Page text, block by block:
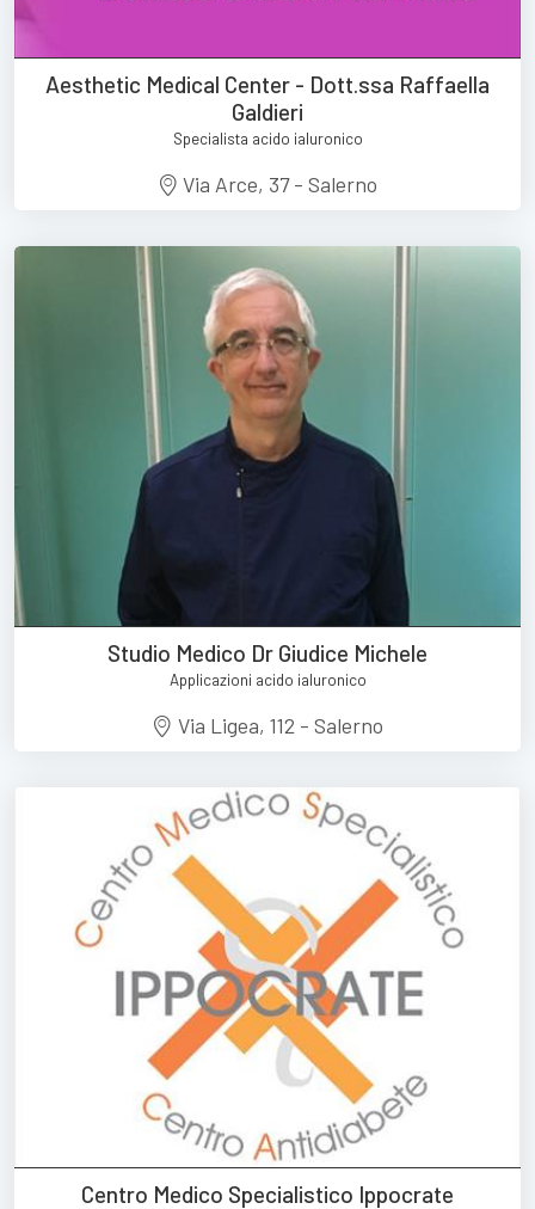
Aesthetic Medical Center - Dott.ssa Raffaella
Galdieri
Specialista acido ialuronico
Via Arce, 37 - Salerno
Studio Medico Dr Giudice Michele
Applicazioni acido ialuronico
Via Ligea, 112 - Salerno
Centro Medico Specialistico Ippocrate